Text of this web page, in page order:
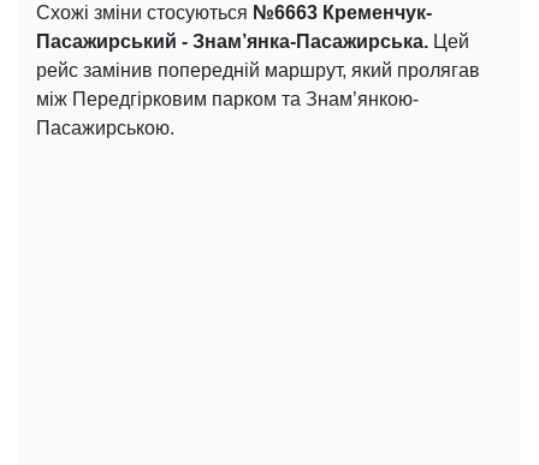
Схожі зміни стосуються №6663 Кременчук-
Пасажирський - Знам’янка-Пасажирська. Цей
рейс замінив попередній маршрут, який пролягав
між Передгірковим парком та Знам’янкою-
Пасажирською.